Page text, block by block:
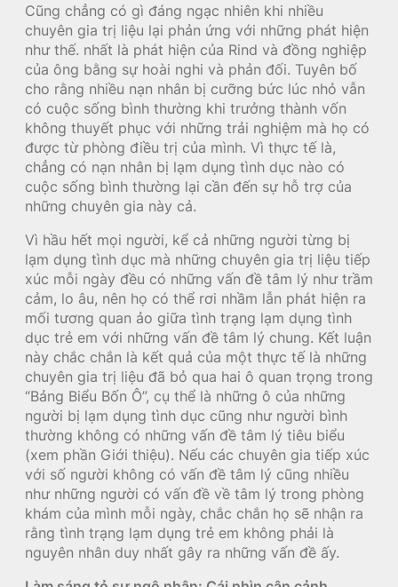
Cũng chẳng có gì đáng ngạc nhiên khi nhiều
chuyên gia trị liệu lại phản ứng với những phát hiện
như thế. nhất là phát hiện của Rind và đồng nghiệp
của ông bằng sự hoài nghi và phản đối. Tuyên bố
cho rằng nhiều nạn nhân bị cưỡng bức lúc nhỏ vẫn
có cuộc sống bình thường khi trưởng thành vốn
không thuyết phục với những trải nghiệm mà họ có
được từ phòng điều trị của mình. Vì thực tế là,
chẳng có nạn nhân bị lạm dụng tình dục nào có
cuộc sống bình thường lại cần đến sự hỗ trợ của
những chuyên gia này cả.
Vì hầu hết mọi người, kể cả những người từng bị
lạm dụng tình dục mà những chuyên gia trị liệu tiếp
xúc mỗi ngày đều có những vấn đề tâm lý như trầm
cảm, lo âu, nên họ có thể rơi nhầm lẫn phát hiện ra
mối tương quan ảo giữa tình trạng lạm dụng tình
dục trẻ em với những vấn đề tâm lý chung. Kết luận
này chắc chắn là kết quả của một thực tế là những
chuyên gia trị liệu đã bỏ qua hai ô quan trọng trong
“Bảng Biểu Bốn Ô”, cụ thể là những ô của những
người bị lạm dụng tình dục cũng như người bình
thường không có những vấn đề tâm lý tiêu biểu
(xem phần Giới thiệu). Nếu các chuyên gia tiếp xúc
với số người không có vấn đề tâm lý cũng nhiều
như những người có vấn đề về tâm lý trong phòng
khám của mình mỗi ngày, chắc chắn họ sẽ nhận ra
rằng tình trạng lạm dụng trẻ em không phải là
nguyên nhân duy nhất gây ra những vấn đề ấy.